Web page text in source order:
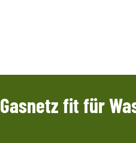
Gasnetz fit für